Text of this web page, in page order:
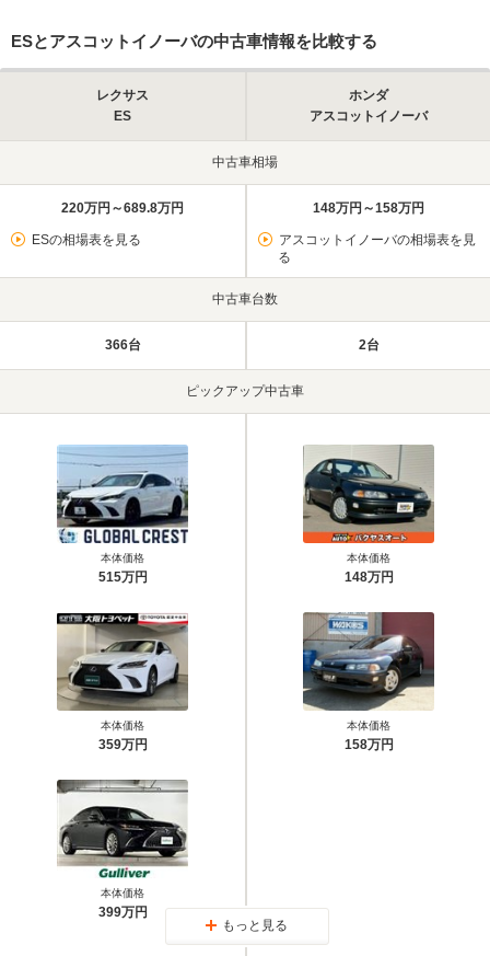
ESとアスコットイノーバの中古車情報を比較する
レクサス
ES
ホンダ
アスコットイノーバ
中古車相場
220万円～689.8万円
ESの相場表を見る
148万円～158万円
アスコットイノーバの相場表を見
る
中古車台数
366台 2台
ピックアップ中古車
本体価格
515万円
本体価格
359万円
本体価格
399万円
本体価格
148万円
本体価格
158万円
もっと見る